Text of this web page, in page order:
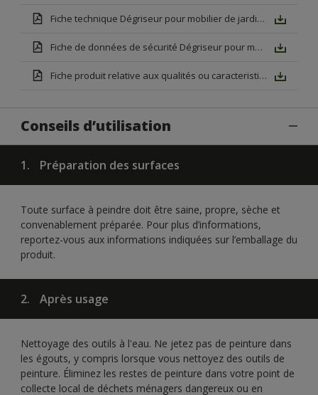
Fiche technique Dégriseur pour mobilier de jardin Mat
Fiche de données de sécurité Dégriseur pour mobilier de jardin Mat
Fiche produit relative aux qualités ou caracteristiques environnementales Dégriseur pour mobilier de jardin Mat
Conseils d’utilisation
1. Préparation des surfaces
Toute surface à peindre doit être saine, propre, sèche et
convenablement préparée. Pour plus d’informations,
reportez-vous aux informations indiquées sur l’emballage du
produit.
2. Après usage
Nettoyage des outils à l'eau. Ne jetez pas de peinture dans
les égouts, y compris lorsque vous nettoyez des outils de
peinture. Éliminez les restes de peinture dans votre point de
collecte local de déchets ménagers dangereux ou en